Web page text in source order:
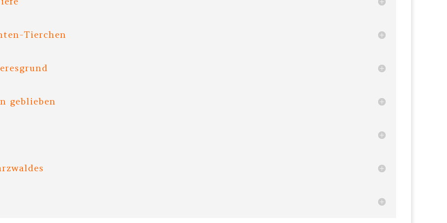
Tierchen
geblieben